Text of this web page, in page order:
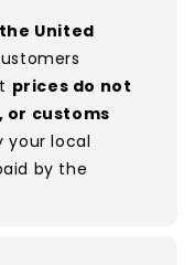
used
(5–10%) may
tears, holes, or
all items, a
Condition
and some
United
prices do not
or customs
your local
by the